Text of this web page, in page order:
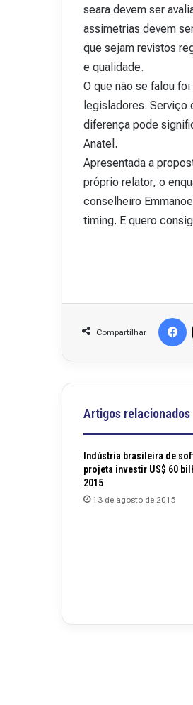
seara devem ser
assimetrias devem
que sejam revistos
e qualidade.
O que não se falou
legisladores.
diferença pode
Anatel.
Apresentada a
próprio relator, o
conselheiro
timing. E quero
Compartilhar
Artigos relacionados
Indústria brasileira de
projeta investir US$ 60
2015
13 de agosto de 2015